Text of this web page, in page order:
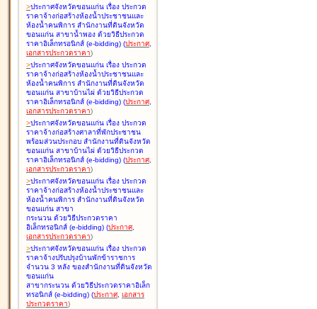
>ประกาศจังหวัดขอนแก่น เรื่อง ประกวด
ราคาจ้างก่อสร้างห้องน้ำประชาชนและ
ห้องน้ำคนพิการ สำนักงานที่ดินจังหวัด
ขอนแก่น สาขาน้ำพอง ด้วยวิธีประกวด
ราคาอิเล็กทรอนิกส์ (e-bidding) (ประกาศ,
เอกสารประกวดราคา)
>ประกาศจังหวัดขอนแก่น เรื่อง ประกวด
ราคาจ้างก่อสร้างห้องน้ำประชาชนและ
ห้องน้ำคนพิการ สำนักงานที่ดินจังหวัด
ขอนแก่น สาขาบ้านไผ่ ด้วยวิธีประกวด
ราคาอิเล็กทรอนิกส์ (e-bidding) (ประกาศ,
เอกสารประกวดราคา)
>ประกาศจังหวัดขอนแก่น เรื่อง ประกวด
ราคาจ้างก่อสร้างศาลาที่พักประชาชน
พร้อมส่วนประกอบ สำนักงานที่ดินจังหวัด
ขอนแก่น สาขาบ้านไผ่ ด้วยวิธีประกวด
ราคาอิเล็กทรอนิกส์ (e-bidding) (ประกาศ,
เอกสารประกวดราคา)
>ประกาศจังหวัดขอนแก่น เรื่อง ประกวด
ราคาจ้างก่อสร้างห้องน้ำประชาชนและ
ห้องน้ำคนพิการ สำนักงานที่ดินจังหวัด
ขอนแก่น สาขา
กระนวน ด้วยวิธีประกวดราคา
อิเล็กทรอนิกส์ (e-bidding) (ประกาศ,
เอกสารประกวดราคา)
>ประกาศจังหวัดขอนแก่น เรื่อง ประกวด
ราคาจ้างปรับปรุงบ้านพักข้าราชการ
จำนวน 3 หลัง ของสำนักงานที่ดินจังหวัด
ขอนแก่น
สาขากระนวน ด้วยวิธีประกวดราคาอิเล็ก
ทรอนิกส์ (e-bidding) (ประกาศ, เอกสาร
ประกวดราคา)